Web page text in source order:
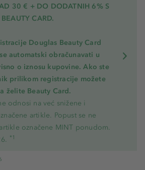
30 € + DO DODATNIH 6% S
CARD.
Douglas Beauty Card
automatski obračunavati u
o iznosu kupovine. Ako ste
prilikom registracije možete
želite Beauty Card.
odnosi na već snižene i
artikle. Popust se ne
označene MINT ponudom.
*1